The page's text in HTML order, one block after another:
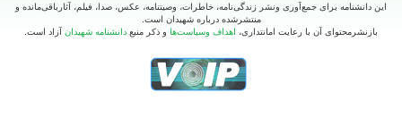
این دانشنامه برای جمع‌آوری ونشر زندگی‌نامه، خاطرات، وصیتنامه، عکس، صدا، فیلم، آثارباقی‌مانده و
منتشرشده درباره شهیدان است.
بازنشرمحتوای آن با رعایت امانتداری، اهداف وسیاست‌ها و ذکر منبع دانشنامه شهیدان آزاد است.